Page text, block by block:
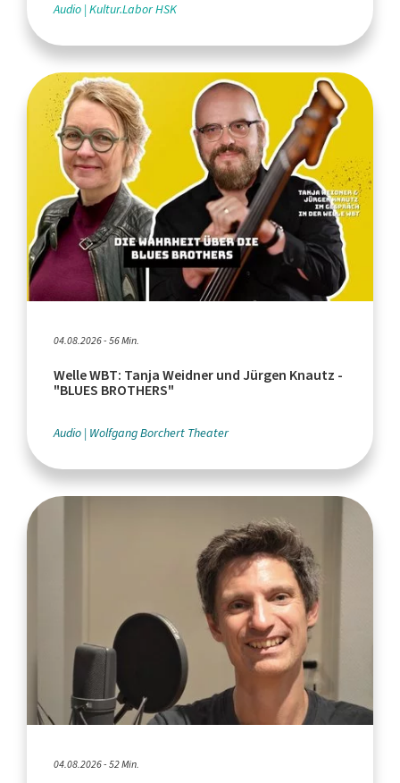
Audio Kultur.Labor HSK
04.08.2026 - 56 Min.
Welle WBT: Tanja Weidner und Jürgen Knautz -
"BLUES BROTHERS"
Audio Wolfgang Borchert Theater
04.08.2026 - 52 Min.